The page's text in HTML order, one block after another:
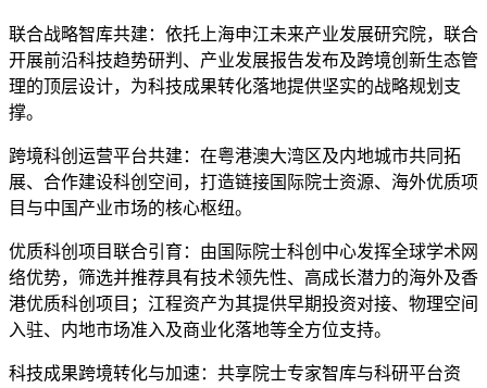
联合战略智库共建：依托上海申江未来产业发展研究院，联合
开展前沿科技趋势研判、产业发展报告发布及跨境创新生态管
理的顶层设计，为科技成果转化落地提供坚实的战略规划支
撑。
跨境科创运营平台共建：在粤港澳大湾区及内地城市共同拓
展、合作建设科创空间，打造链接国际院士资源、海外优质项
目与中国产业市场的核心枢纽。
优质科创项目联合引育：由国际院士科创中心发挥全球学术网
络优势，筛选并推荐具有技术领先性、高成长潜力的海外及香
港优质科创项目；江程资产为其提供早期投资对接、物理空间
入驻、内地市场准入及商业化落地等全方位支持。
科技成果跨境转化与加速：共享院士专家智库与科研平台资